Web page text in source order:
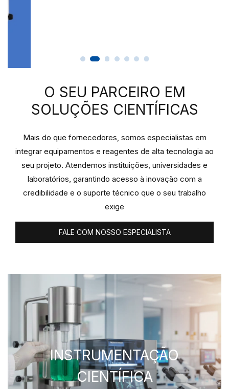
O SEU PARCEIRO EM
SOLUÇÕES CIENTÍFICAS
Mais do que fornecedores, somos especialistas em
integrar equipamentos e reagentes de alta tecnologia ao
seu projeto. Atendemos instituições, universidades e
laboratórios, garantindo acesso à inovação com a
credibilidade e o suporte técnico que o seu trabalho
exige
FALE COM NOSSO ESPECIALISTA
INSTRUMENTAÇÃO
CIENTÍFICA